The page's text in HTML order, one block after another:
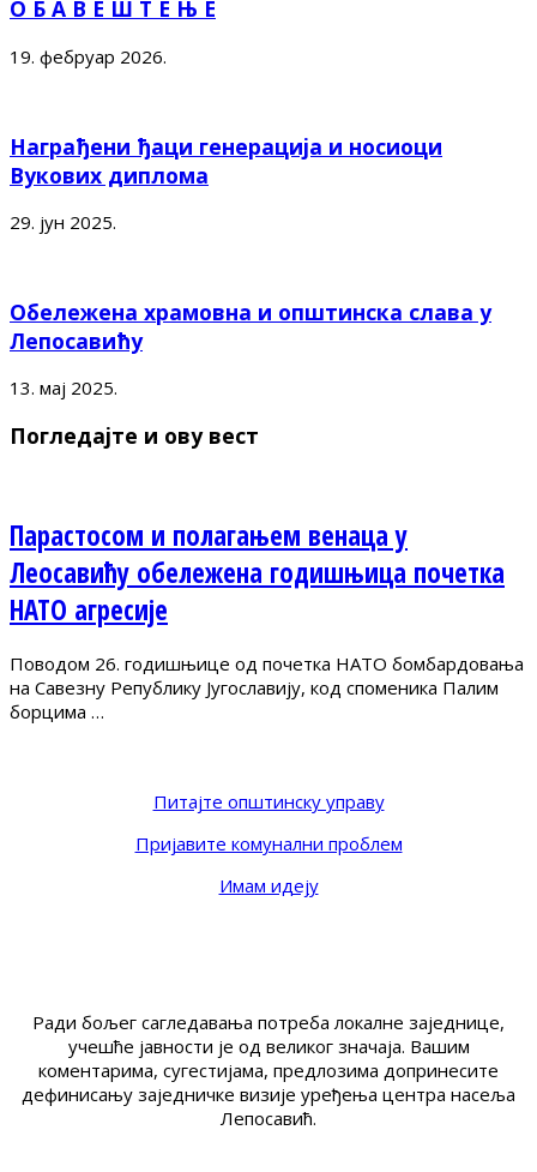
О Б А В Е Ш Т Е Њ Е
19. фебруар 2026.
Награђени ђаци генерација и носиоци
Вукових диплома
29. јун 2025.
Обележена храмовна и општинска слава у
Лепосавићу
13. мај 2025.
Погледајте и ову вест
Парастосом и полагањем венаца у
Леосавићу обележена годишњица почетка
НАТО агресије
Поводом 26. годишњице од почетка НАТО бомбардовања
на Савезну Републику Југославију, код споменика Палим
борцима …
Питајте општинску управу
Пријавите комунални проблем
Имам идеју
Ради бољег сагледавања потреба локалне заједнице,
учешће јавности је од великог значаја. Вашим
коментарима, сугестијама, предлозима допринесите
дефинисању заједничке визије уређења центра насеља
Лепосавић.